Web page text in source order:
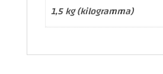
1,5 kg (kilogramma)